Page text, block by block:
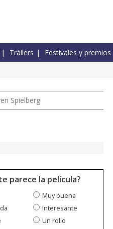
Tráilers Festivales y premios
Spielberg
parece la película?
Muy buena
Interesante
Un rollo